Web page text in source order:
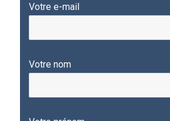
Votre e-mail
Votre nom